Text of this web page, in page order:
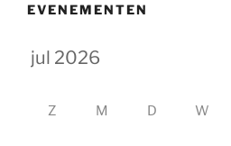
EVENEMENTEN
Z M D W